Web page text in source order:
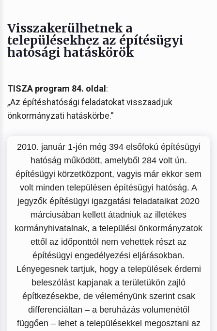
Visszakerülhetnek a
településekhez az építésügyi
hatósági hatáskörök
TISZA program 84. oldal :
„Az építéshatósági feladatokat visszaadjuk
önkormányzati hatáskörbe.”
2010. január 1-jén még 394 elsőfokú építésügyi
hatóság működött, amelyből 284 volt ún.
építésügyi körzetközpont, vagyis már ekkor sem
volt minden településen építésügyi hatóság. A
jegyzők építésügyi igazgatási feladataikat 2020
márciusában kellett átadniuk az illetékes
kormányhivatalnak, a települési önkormányzatok
ettől az időponttól nem vehettek részt az
építésügyi engedélyezési eljárásokban.
Lényegesnek tartjuk, hogy a települések érdemi
beleszólást kapjanak a területükön zajló
építkezésekbe, de véleményünk szerint csak
differenciáltan – a beruházás volumenétől
függően – lehet a településekkel megosztani az